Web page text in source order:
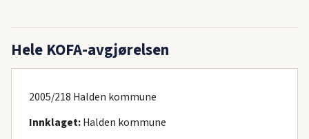
Hele KOFA-avgjørelsen
2005/218 Halden kommune
Innklaget:Halden kommune